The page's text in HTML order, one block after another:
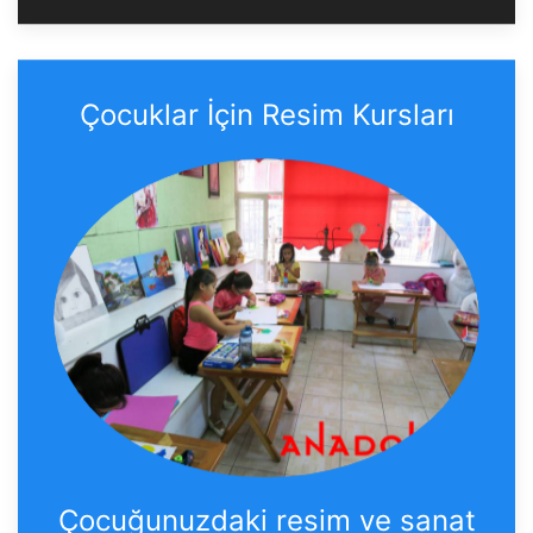
Çocuklar İçin Resim Kursları
Çocuğunuzdaki resim ve sanat